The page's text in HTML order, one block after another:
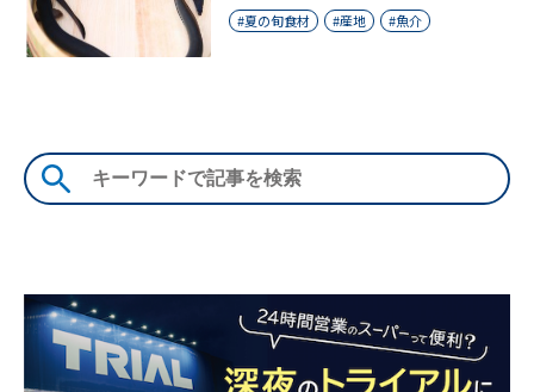
夏の旬食材 産地 魚介